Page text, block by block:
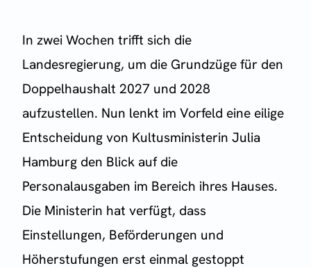
In zwei Wochen trifft sich die
Landesregierung, um die Grundzüge für den
Doppelhaushalt 2027 und 2028
aufzustellen. Nun lenkt im Vorfeld eine eilige
Entscheidung von Kultusministerin Julia
Hamburg den Blick auf die
Personalausgaben im Bereich ihres Hauses.
Die Ministerin hat verfügt, dass
Einstellungen, Beförderungen und
Höherstufungen erst einmal gestoppt